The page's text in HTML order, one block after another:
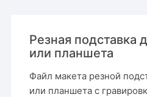
Резная подставка
или планшета
Файл макета резной
или планшета с